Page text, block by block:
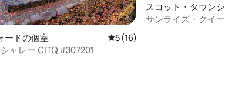
4.83つ星の平均評価
ードの個室 レビュー16件、5つ星中5つ星
5 (16)
ャレー CITQ #307201
スコット・タウン
室
サンライズ・クイ